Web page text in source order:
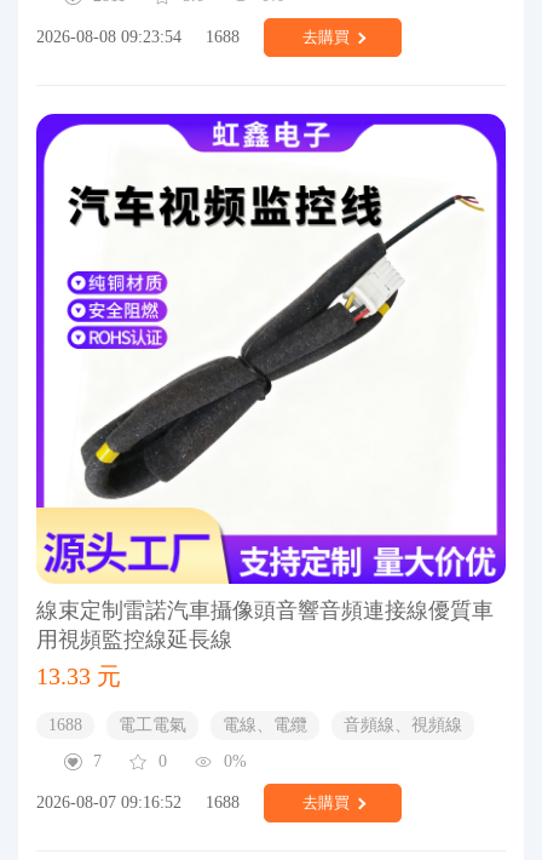
2026-08-08 09:23:54 1688 去購買
線束定制雷諾汽車攝像頭音響音頻連接線優質車
用視頻監控線延長線
13.33 元
1688 電工電氣 電線、電纜
音頻線、視頻線
7
0 0%
2026-08-07 09:16:52 1688 去購買